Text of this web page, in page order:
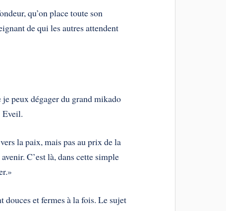
qu’on place toute son
de qui les autres attendent
je peux dégager du grand mikado
Eveil.
la paix, mais pas au prix de la
C’est là, dans cette simple
douces et fermes à la fois. Le sujet